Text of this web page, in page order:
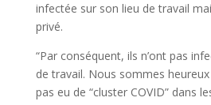
infectée sur son lieu de travail
privé.
“Par conséquent, ils n’ont pas
de travail. Nous sommes heureux
pas eu de “cluster COVID” dans